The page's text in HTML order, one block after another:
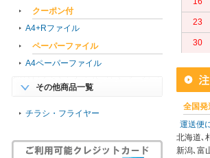
23
30
全国発
運送便
北海道､
新潟､富
クーポン付
A4+Rファイル
ペーパーファイル
A4ペーパーファイル
その他商品一覧
チラシ・フライヤー